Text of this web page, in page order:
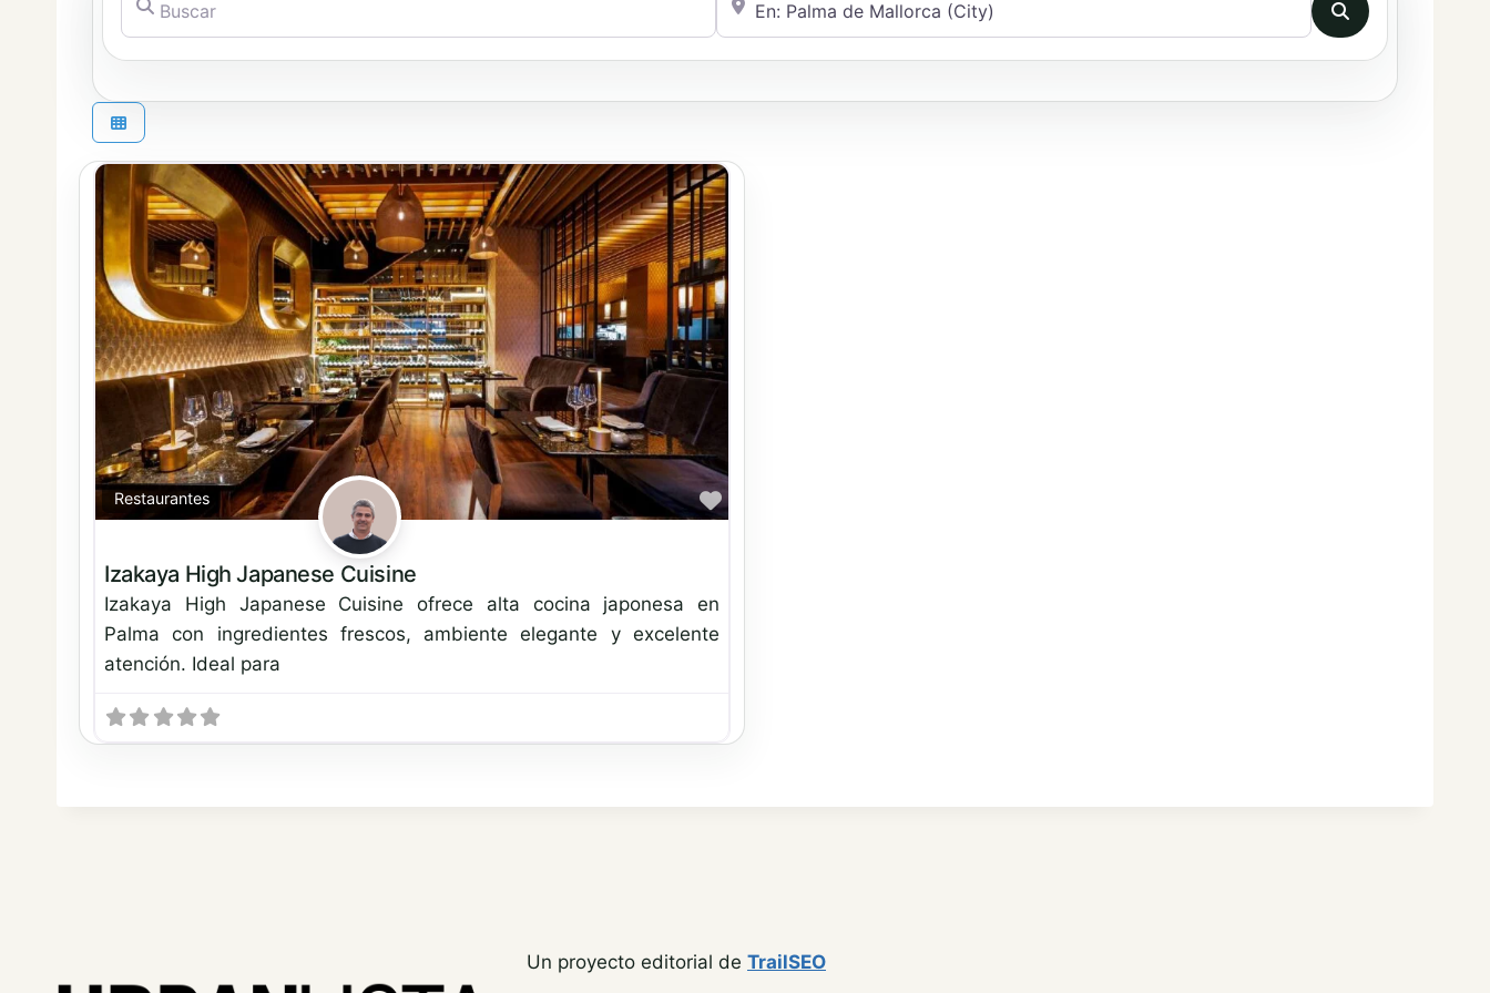
Buscar
Restaurantes Favorito
Izakaya High Japanese Cuisine
Izakaya High Japanese Cuisine ofrece alta cocina japonesa en
Palma con ingredientes frescos, ambiente elegante y excelente
atención. Ideal para
Un proyecto editorial de TrailSEO